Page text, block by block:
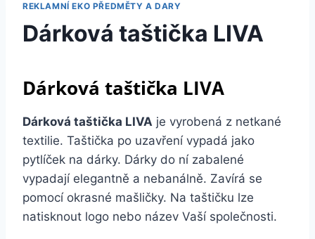
REKLAMNÍ EKO PŘEDMĚTY A DARY
Dárková taštička LIVA
Dárková taštička LIVA
Dárková taštička LIVA je vyrobená z netkané
textilie. Taštička po uzavření vypadá jako
pytlíček na dárky. Dárky do ní zabalené
vypadají elegantně a nebanálně. Zavírá se
pomocí okrasné mašličky. Na taštičku lze
natisknout logo nebo název Vaší společnosti.